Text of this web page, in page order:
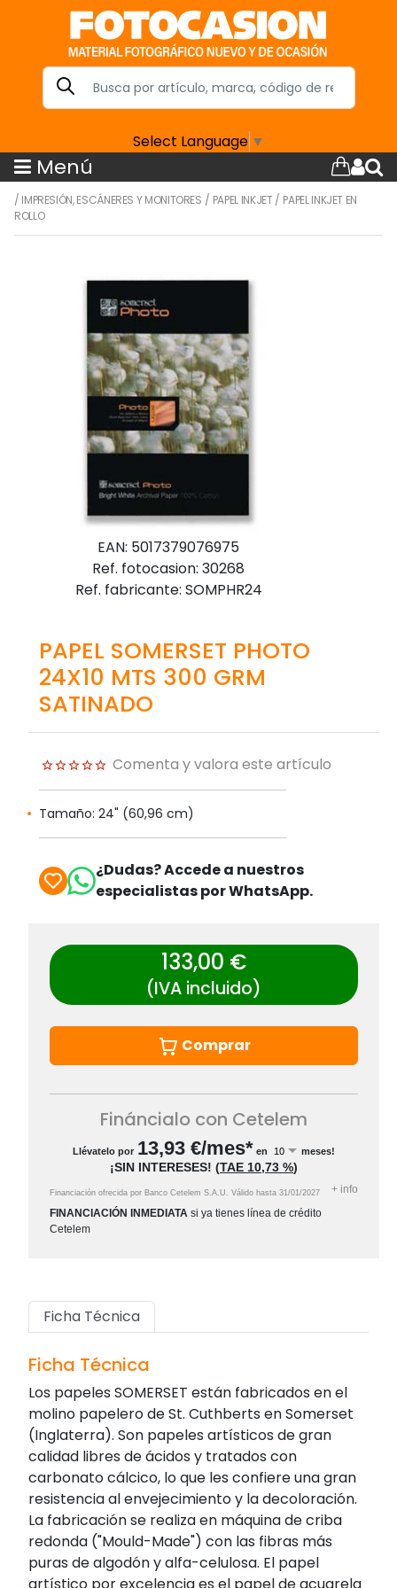
Select Language ▼
Menú
/ IMPRESIÓN, ESCÁNERES Y MONITORES / PAPEL INKJET/ PAPEL INKJET EN
ROLLO
EAN: 5017379076975
Ref. fotocasion: 30268
Ref. fabricante: SOMPHR24
PAPEL SOMERSET PHOTO
24X10 MTS 300 GRM
SATINADO
Comenta y valora este artículo
Tamaño: 24" (60,96 cm)
¿Dudas? Accede a nuestros
especialistas por WhatsApp.
133,00 €
(IVA incluido)
Comprar
Fináncialo con Cetelem
Llévatelo por 13,93 €/mes* en meses!
¡SIN INTERESES! (TAE 10,73 %)
Financiación ofrecida por Banco Cetelem S.A.U. Válido hasta 31/01/2027 + info
FINANCIACIÓN INMEDIATA si ya tienes línea de crédito
Cetelem
Ficha Técnica
Ficha Técnica
Los papeles SOMERSET están fabricados en el
molino papelero de St. Cuthberts en Somerset
(Inglaterra). Son papeles artísticos de gran
calidad libres de ácidos y tratados con
carbonato cálcico, lo que les confiere una gran
resistencia al envejecimiento y la decoloración.
La fabricación se realiza en máquina de criba
redonda ("Mould-Made") con las fibras más
puras de algodón y alfa-celulosa. El papel
artístico por excelencia es el papel de acuarela